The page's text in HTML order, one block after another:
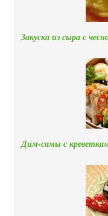
Закуска из сыра с
Дим-самы с